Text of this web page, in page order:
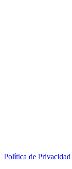
Política de Privacidad